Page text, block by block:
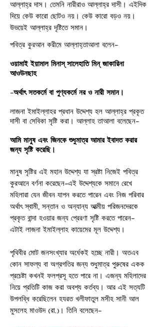
আল্লাহ্‌র দাস। তেমনি নারীরাও আল্লাহ্‌র দাসী। এইদিক
দিয়ে কেউ কারো ছোটও নয়। কেউ কারো বড়ও নয়।
উভয়েই আল্লাহ্‌র দৃষ্টিতে সমান।
পবিত্র কুরআন করীমে আল্লাহ্‌তাআলা বলেন-
ওয়ামাই ইয়ামাল মিনাস্‌ সালেহাতি মিন্‌ জাকারিনা
আওউনছাহ
-অর্থাৎ সতকর্মে বা পুণ্যকর্মে নর ও নারী সমান।
লাজনা ইমাইল্লাহর প্রধান উদ্দেশ্য হল আল্লাহ্‌র প্রকৃত
দাসী বা সেবিকা সৃষ্টি করা। আল্লাহ তাআলা বলেছেন-
আমি মানুষ এবং জিনকে শুধুমাত্র আমার ইবাদত করার
জন্য সৃষ্টি করেছি।
মানুষ সৃষ্টির এই মহান উদ্দেশ্য যা স্রষ্টা নিজেই পবিত্র
কুরআনে বর্ণনা করেছেন-এই উদ্দেশ্যকে সমানে রেখে
মহিলারা যেন জীবন যাপন করতে পারেন এবং নিজ পরিবার
অর্থাৎ স্বামী, সন্তান ও অন্যান্য আত্মীয় পরিজনদেরকে
প্রকৃত বান্দা হওয়ার জন্য প্রেরণা সৃষ্টি করতে পারেন-
এটাই লাজনা ইমাইল্লাহ কায়েমের মূল উদ্দেশ্য।
পৃথিবীর মোট জনসংখ্যার অর্ধেকই হচ্ছে নারী। অতএব
কোন সাফল্য বা অগ্রগতির জন্য শুধুমাত্র পুরুষের একক
প্রচেষ্টা কখনই ফলপ্রসূ হতে পারে না। এজন্য মহিলাদের
নিয়ে প্রতিটি কাজ করা অবশ্য কর্তব্য। আর এই সত্যটি
উপলব্ধি করেছিলেন হযরত খলীফাতুল মসীহ সানী আল
মুসলেহ মাওউদ (রা.)। তিনি বলেছেন-